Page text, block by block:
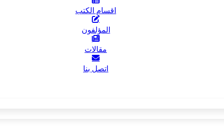
اقسام الكتب
المؤلفون
مقالات
اتصل بنا